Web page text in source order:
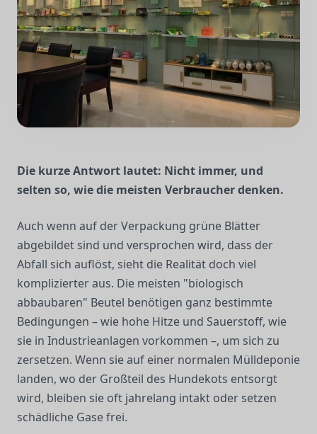
Die kurze Antwort lautet: Nicht immer, und
selten so, wie die meisten Verbraucher denken.
Auch wenn auf der Verpackung grüne Blätter
abgebildet sind und versprochen wird, dass der
Abfall sich auflöst, sieht die Realität doch viel
komplizierter aus. Die meisten "biologisch
abbaubaren" Beutel benötigen ganz bestimmte
Bedingungen – wie hohe Hitze und Sauerstoff, wie
sie in Industrieanlagen vorkommen –, um sich zu
zersetzen. Wenn sie auf einer normalen Mülldeponie
landen, wo der Großteil des Hundekots entsorgt
wird, bleiben sie oft jahrelang intakt oder setzen
schädliche Gase frei.